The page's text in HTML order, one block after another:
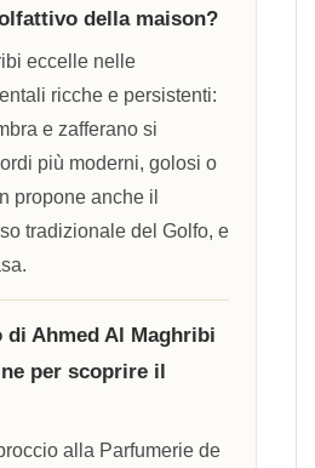
della maison?
eccelle nelle
ricche e persistenti:
e zafferano si
più moderni, golosi o
propone anche il
tradizionale del Golfo, e
di Ahmed Al Maghribi
per scoprire il
alla Parfumerie de